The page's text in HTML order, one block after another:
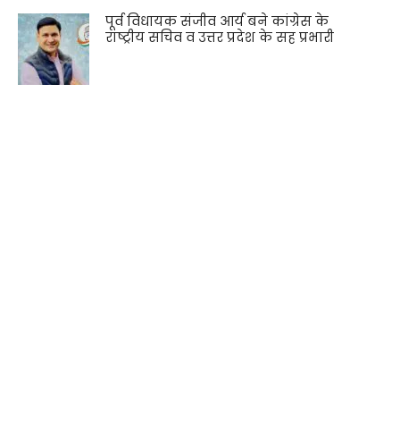
पूर्व विधायक संजीव आर्य बने कांग्रेस के
राष्ट्रीय सचिव व उत्तर प्रदेश के सह प्रभारी